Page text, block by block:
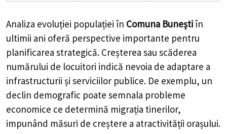
Analiza evoluției populației în Comuna Buneștiîn
ultimii ani oferă perspective importante pentru
planificarea strategică. Creșterea sau scăderea
numărului de locuitori indică nevoia de adaptare a
infrastructurii și serviciilor publice. De exemplu, un
declin demografic poate semnala probleme
economice ce determină migrația tinerilor,
impunând măsuri de creștere a atractivității orașului.